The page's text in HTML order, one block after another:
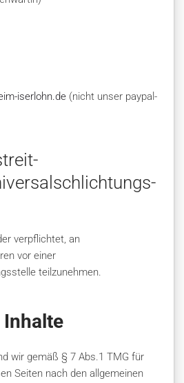
iserlohn.de (nicht unser paypal-
verpflichtet, an
vor einer
teilzunehmen.
wir gemäß § 7 Abs.1 TMG für
Seiten nach den allgemeinen